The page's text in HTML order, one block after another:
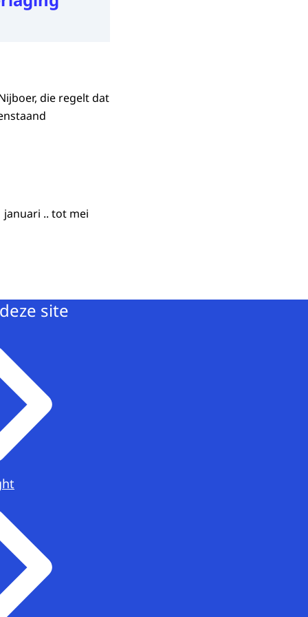
die regelt dat
januari .. tot mei
site